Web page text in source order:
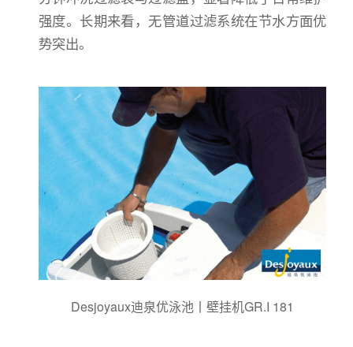
强度。长期来看，无管道过滤系统在节水方面优
势突出。
Desjoyaux迪泉优泳池丨壁挂机GR.I 181